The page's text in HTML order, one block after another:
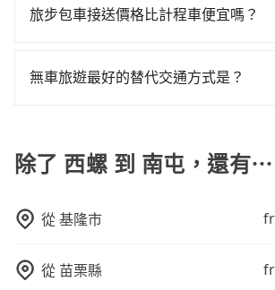
地人便漫天喊價或恣意繞路。但如果
擔50元車資，而且更會額外浪費38分
50%的交通費用。
凹的車門仍未被修理，每一次租車都
車位，對於急著用車或者要載其他乘客
就顯得非常不便。
叫兩輛計程車的費用就貴了，若改選
攜帶汽車座椅，不僅家中小寶貝坐的舒
車前一日凌晨6點前取消均可無條件全
一次使用tripool的會擔心價格比市價便
淘汰顧客評分較低的司機，且車輛均要
車率，也就是提高俗稱「回頭車」的比
雙十等）能用更少的司機來服務更多的
用到不熟悉的司機或者轉單給其他車行
站上的價格是動態的，一般來說越早預
旅步包車接送價格比計程車便宜嗎？
遇塞車、停紅燈時等低速行駛時還需額
無車旅遊最好的替代交通方式是？
公車、捷運、客運等，或者考慮租車。
利的出行方式，您也可以選擇使用像是
除了 西螺 到 南屯，還有⋯
從基隆市
從 苗栗縣